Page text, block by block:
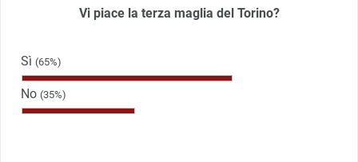
Vi piace la terza maglia del Torino?
Sì (65%)
No (35%)